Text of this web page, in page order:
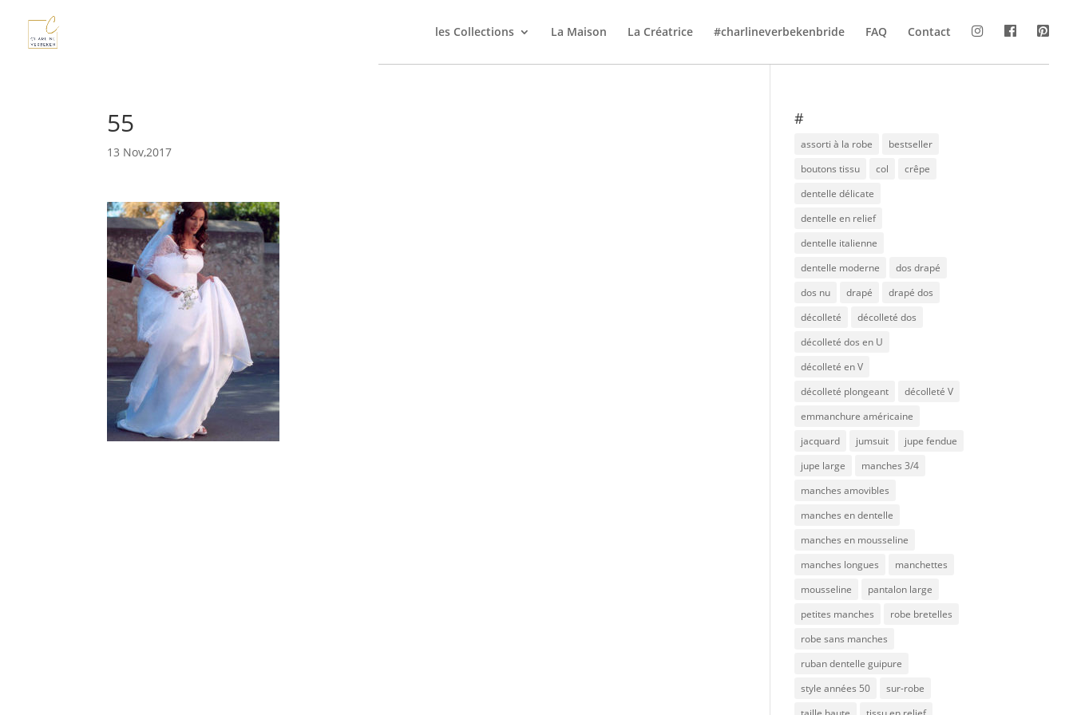
les Collections La Maison La Créatrice #charlineverbekenbride FAQ Contact
55
13 Nov,2017
#
assorti à la robe
bestseller
boutons tissu
col
crêpe
dentelle délicate
dentelle en relief
dentelle italienne
dentelle moderne
dos drapé
dos nu
drapé
drapé dos
décolleté
décolleté dos
décolleté dos en U
décolleté en V
décolleté plongeant
décolleté V
emmanchure américaine
jacquard
jumsuit
jupe fendue
jupe large
manches 3/4
manches amovibles
manches en dentelle
manches en mousseline
manches longues
manchettes
mousseline
pantalon large
petites manches
robe bretelles
robe sans manches
ruban dentelle guipure
style années 50
sur-robe